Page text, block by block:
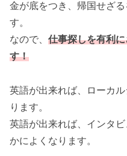
金が底をつき、帰国せざ
す。
なので、 仕事探しを有利
す！
英語が出来れば、ローカ
ります。
英語が出来れば、インタ
かによくなります。